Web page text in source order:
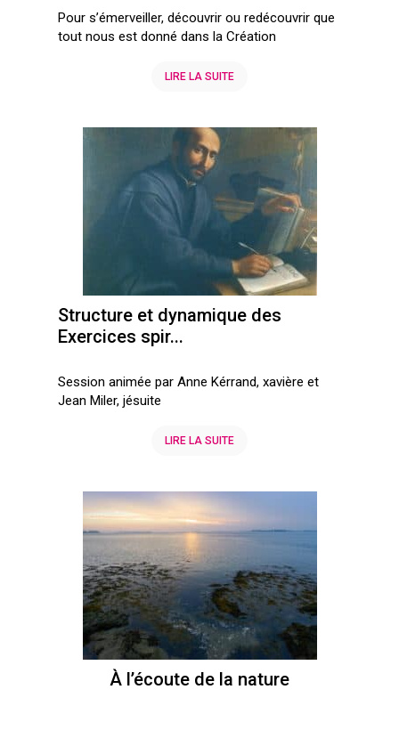
Pour s’émerveiller, découvrir ou redécouvrir que
tout nous est donné dans la Création
LIRE LA SUITE
Structure et dynamique des
Exercices spir...
Session animée par Anne Kérrand, xavière et
Jean Miler, jésuite
LIRE LA SUITE
À l’écoute de la nature